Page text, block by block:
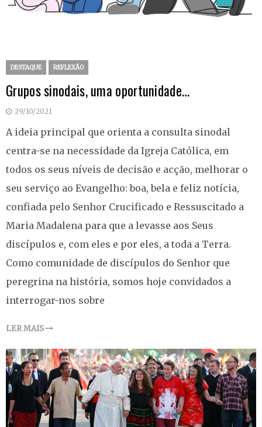
DESTAQUE REFLEXÃO
Grupos sinodais, uma oportunidade…
29/10/2021
A ideia principal que orienta a consulta sinodal
centra-se na necessidade da Igreja Católica, em
todos os seus níveis de decisão e acção, melhorar o
seu serviço ao Evangelho: boa, bela e feliz notícia,
confiada pelo Senhor Crucificado e Ressuscitado a
Maria Madalena para que a levasse aos Seus
discípulos e, com eles e por eles, a toda a Terra.
Como comunidade de discípulos do Senhor que
peregrina na história, somos hoje convidados a
interrogar-nos sobre
LER MAIS